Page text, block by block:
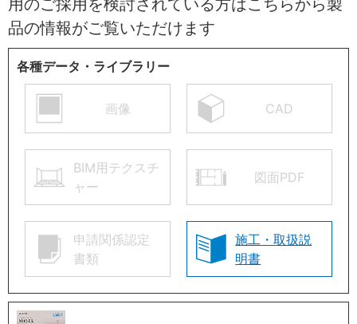
用のご採用を検討されている方はこちらから製
品の情報がご覧いただけます
各種データ・ライブラリー
画像 CAD
BIM用テクスチ
ャー
図面PDF
申請関係認定
書類
施工・取扱説
明書